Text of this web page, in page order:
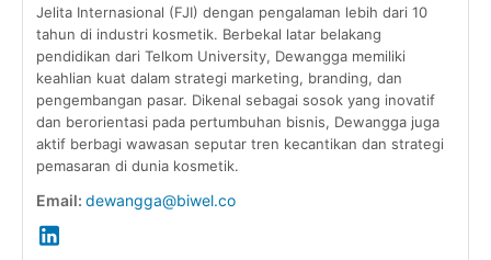
Jelita Internasional (FJI) dengan pengalaman lebih dari 10
tahun di industri kosmetik. Berbekal latar belakang
pendidikan dari Telkom University, Dewangga memiliki
keahlian kuat dalam strategi marketing, branding, dan
pengembangan pasar. Dikenal sebagai sosok yang inovatif
dan berorientasi pada pertumbuhan bisnis, Dewangga juga
aktif berbagi wawasan seputar tren kecantikan dan strategi
pemasaran di dunia kosmetik.
Email: dewangga@biwel.co